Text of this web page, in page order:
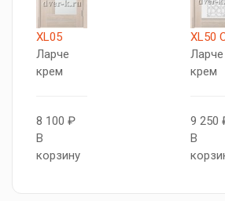
XL05
Ларче
крем
8 100 ₽
В
корзину
XL50
Ларче
крем
9 250
В